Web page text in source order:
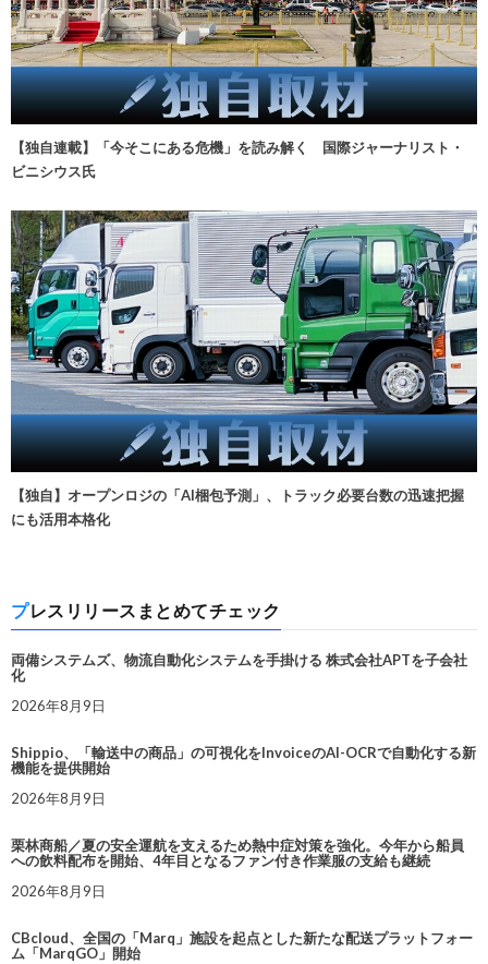
【独自連載】「今そこにある危機」を読み解く 国際ジャーナリスト・
ビニシウス氏
【独自】オープンロジの「AI梱包予測」、トラック必要台数の迅速把握
にも活用本格化
プレスリリースまとめてチェック
両備システムズ、物流自動化システムを手掛ける 株式会社APTを子会社
化
2026年8月9日
Shippio、「輸送中の商品」の可視化をInvoiceのAI-OCRで自動化する新
機能を提供開始
2026年8月9日
栗林商船／夏の安全運航を支えるため熱中症対策を強化。今年から船員
への飲料配布を開始、4年目となるファン付き作業服の支給も継続
2026年8月9日
CBcloud、全国の「Marq」施設を起点とした新たな配送プラットフォー
ム「MarqGO」開始